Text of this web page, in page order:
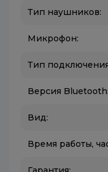
Тип наушников:
Микрофон:
Тип
Версия Bluetooth:
Вид:
Время работы,